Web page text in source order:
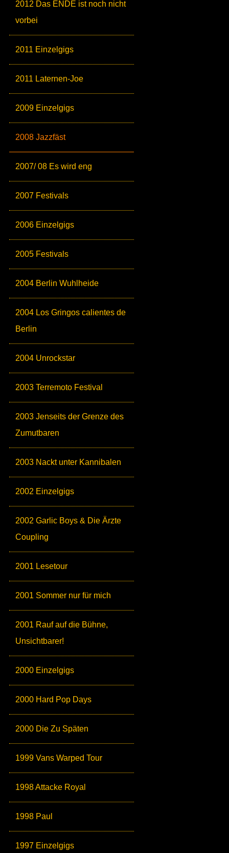
2012 Das ENDE ist noch nicht
vorbei
2011 Einzelgigs
2011 Laternen-Joe
2009 Einzelgigs
2008 Jazzfäst
2007/ 08 Es wird eng
2007 Festivals
2006 Einzelgigs
2005 Festivals
2004 Berlin Wuhlheide
2004 Los Gringos calientes de
Berlin
2004 Unrockstar
2003 Terremoto Festival
2003 Jenseits der Grenze des
Zumutbaren
2003 Nackt unter Kannibalen
2002 Einzelgigs
2002 Garlic Boys & Die Ärzte
Coupling
2001 Lesetour
2001 Sommer nur für mich
2001 Rauf auf die Bühne,
Unsichtbarer!
2000 Einzelgigs
2000 Hard Pop Days
2000 Die Zu Späten
1999 Vans Warped Tour
1998 Attacke Royal
1998 Paul
1997 Einzelgigs